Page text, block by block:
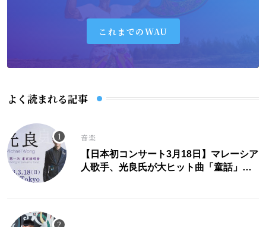
これまでのWAU
よく読まれる記事
音楽
【日本初コンサート3月18日】マレーシア
人歌手、光良氏が大ヒット曲「童話」に